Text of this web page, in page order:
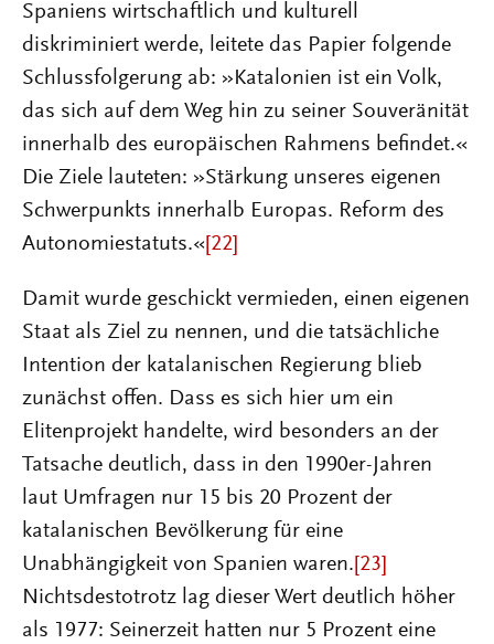
Spaniens wirtschaftlich und kulturell
diskriminiert werde, leitete das Papier folgende
Schlussfolgerung ab: »Katalonien ist ein Volk,
das sich auf dem Weg hin zu seiner Souveränität
innerhalb des europäischen Rahmens befindet.«
Die Ziele lauteten: »Stärkung unseres eigenen
Schwerpunkts innerhalb Europas. Reform des
Autonomiestatuts.« [22]
Damit wurde geschickt vermieden, einen eigenen
Staat als Ziel zu nennen, und die tatsächliche
Intention der katalanischen Regierung blieb
zunächst offen. Dass es sich hier um ein
Elitenprojekt handelte, wird besonders an der
Tatsache deutlich, dass in den 1990er-Jahren
laut Umfragen nur 15 bis 20 Prozent der
katalanischen Bevölkerung für eine
Unabhängigkeit von Spanien waren. [23]
Nichtsdestotrotz lag dieser Wert deutlich höher
als 1977: Seinerzeit hatten nur 5 Prozent eine